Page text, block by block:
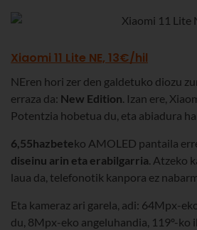
Xiaomi 11 Lite NE, 13€/hil
NEren hori zer den galdetuko diozu
erraza da: New Edition. Izan ere,
Potentzia hobetua du, eta abiadura
6,55hazbeteko AMOLED pantaila
diseinu arin eta erabilgarria. Atzeko
laua da, telefonotik kanpora ez
Eta kameraz ari garela, adi: 64Mpx-
du, 8Mpx-eko angeluhandia, 119º-ko